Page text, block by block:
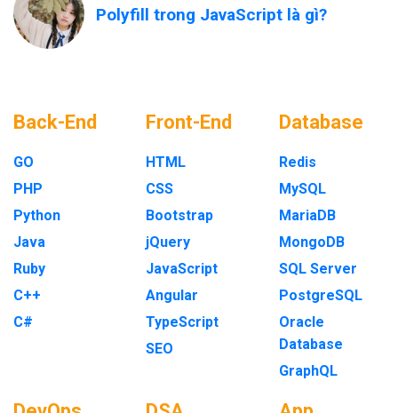
Polyfill trong JavaScript là gì?
Back-End
GO
PHP
Python
Java
Ruby
C++
C#
Front-End
HTML
CSS
Bootstrap
jQuery
JavaScript
Angular
TypeScript
SEO
Database
Redis
MySQL
MariaDB
MongoDB
SQL Server
PostgreSQL
Oracle
Database
GraphQL